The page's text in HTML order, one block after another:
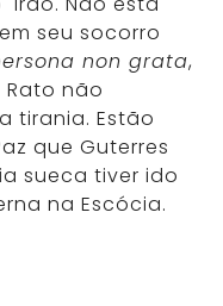
seu socorro
non grata,
não
tirania. Estão
que Guterres
sueca tiver ido
na Escócia.